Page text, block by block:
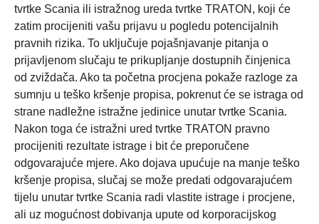
tvrtke Scania ili istražnog ureda tvrtke TRATON, koji će
zatim procijeniti vašu prijavu u pogledu potencijalnih
pravnih rizika. To uključuje pojašnjavanje pitanja o
prijavljenom slučaju te prikupljanje dostupnih činjenica
od zviždača. Ako ta početna procjena pokaže razloge za
sumnju u teško kršenje propisa, pokrenut će se istraga od
strane nadležne istražne jedinice unutar tvrtke Scania.
Nakon toga će istražni ured tvrtke TRATON pravno
procijeniti rezultate istrage i bit će preporučene
odgovarajuće mjere. Ako dojava upućuje na manje teško
kršenje propisa, slučaj se može predati odgovarajućem
tijelu unutar tvrtke Scania radi vlastite istrage i procjene,
ali uz mogućnost dobivanja upute od korporacijskog